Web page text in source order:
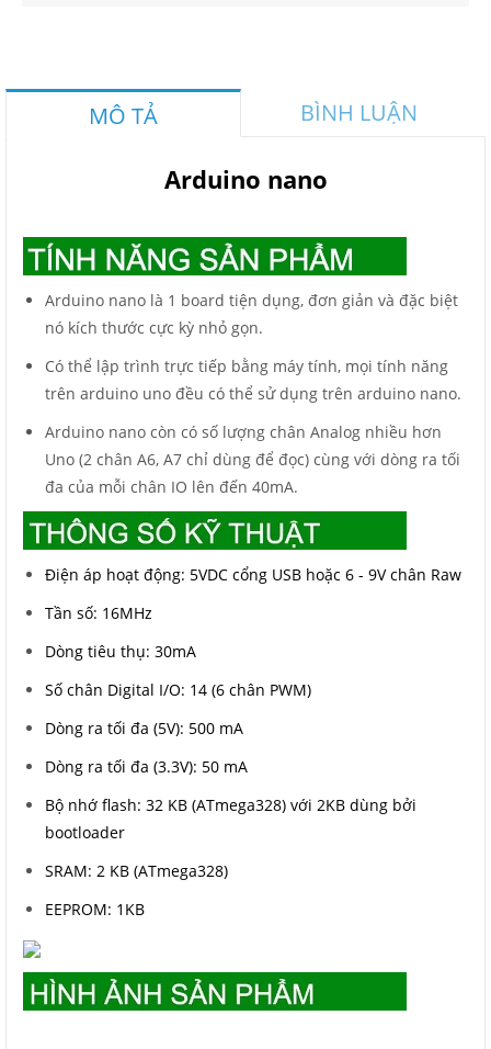
MÔ TẢ BÌNH LUẬN
Arduino nano
Arduino nano là 1 board tiện dụng, đơn giản và đặc biệt
nó kích thước cực kỳ nhỏ gọn.
Có thể lập trình trực tiếp bằng máy tính, mọi tính năng
trên arduino uno đều có thể sử dụng trên arduino nano.
Arduino nano còn có số lượng chân Analog nhiều hơn
Uno (2 chân A6, A7 chỉ dùng để đọc) cùng với dòng ra tối
đa của mỗi chân IO lên đến 40mA.
Điện áp hoạt động: 5VDC cổng USB hoặc 6 - 9V chân Raw
Tần số: 16MHz
Dòng tiêu thụ: 30mA
Số chân Digital I/O: 14 (6 chân PWM)
Dòng ra tối đa (5V): 500 mA
Dòng ra tối đa (3.3V): 50 mA
Bộ nhớ flash: 32 KB (ATmega328) với 2KB dùng bởi
bootloader
SRAM: 2 KB (ATmega328)
EEPROM: 1KB